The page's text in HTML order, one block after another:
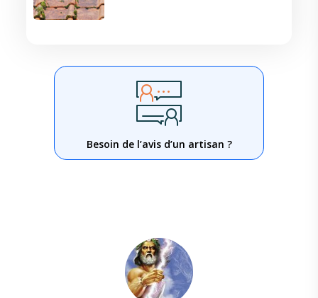
Besoin de l’avis d’un artisan ?